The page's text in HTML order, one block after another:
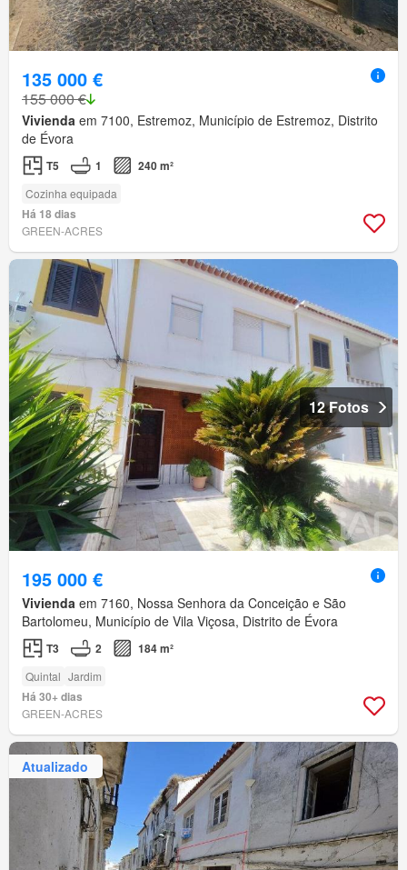
135 000 €
155 000 €
Vivienda em 7100, Estremoz, Município de Estremoz, Distrito
de Évora
T5 1 240 m²
Cozinha equipada
Há 18 dias
GREEN-ACRES
12 Fotos
195 000 €
Vivienda em 7160, Nossa Senhora da Conceição e São
Bartolomeu, Município de Vila Viçosa, Distrito de Évora
T3 2 184 m²
Quintal Jardim
Há 30+ dias
GREEN-ACRES
Atualizado